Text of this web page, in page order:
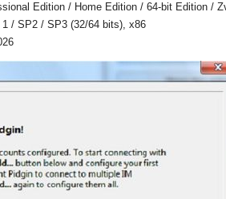
Edition / Home Edition / 64-bit Edition /
/ SP2 / SP3 (32/64 bits), x86